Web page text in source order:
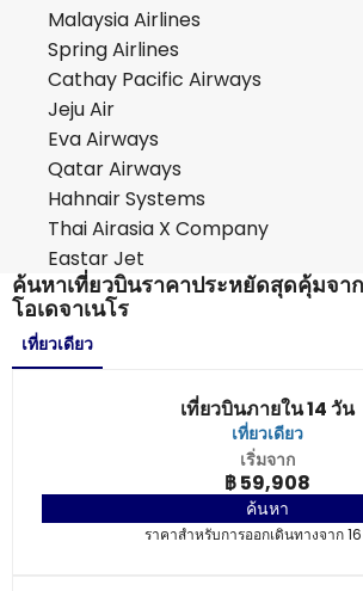
Malaysia Airlines
Spring Airlines
Cathay Pacific Airways
Jeju Air
Eva Airways
Qatar Airways
Hahnair Systems
Thai Airasia X Company
Eastar Jet
ค้นหาเที่ยวบินราคาประหยัดสุดคุ้มจาก
โอเดจาเนโร
เที่ยวเดียว
เที่ยวบินภายใน 14 วัน
เที่ยวเดียว
เริ่มจาก
฿ 59,908
ค้นหา
ราคาสำหรับการออกเดินทางจาก